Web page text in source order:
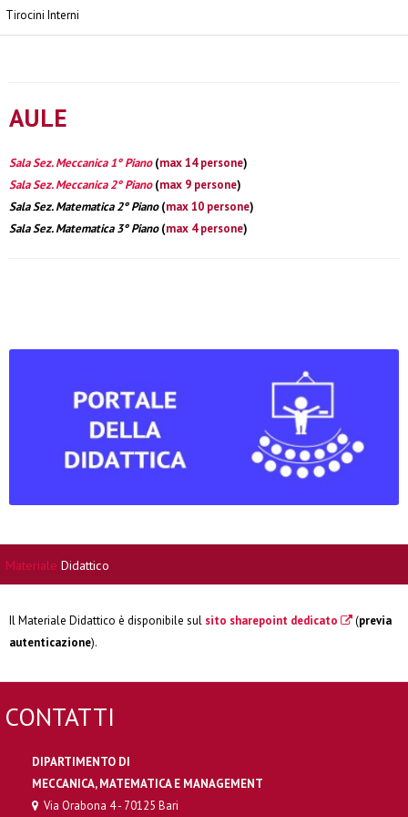
Tirocini Interni
AULE
Sala Sez. Meccanica 1° Piano(max 14 persone)
Sala Sez. Meccanica 2° Piano(max 9 persone)
Sala Sez. Matematica 2° Piano(max 10 persone)
Sala Sez. Matematica 3° Piano(max 4 persone)
Materiale Didattico
Il Materiale Didattico è disponibile sul sito sharepoint dedicato (previa
autenticazione).
CONTATTI
DIPARTIMENTO DI
MECCANICA, MATEMATICA E MANAGEMENT
Via Orabona 4 - 70125 Bari